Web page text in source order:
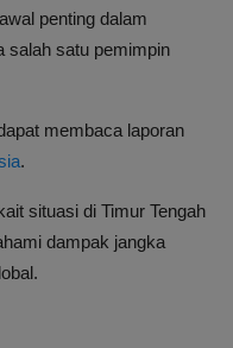
penting dalam
salah satu pemimpin
membaca laporan
.
situasi di Timur Tengah
dampak jangka